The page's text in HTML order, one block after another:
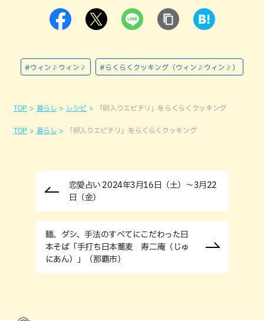
#ウィン♪ウィン♪ #らくらくクッキング（ウィン♪ウィン♪）
TOP 暮らし レシピ 「卵入りエビチリ」をらくらくクッキング
TOP 暮らし 「卵入りエビチリ」をらくらくクッキング
恋愛占い 2024年3月16日（土）～3月22
日（金）
麺、ダシ、手法のすべてにこだわった日
本そば「手打ち日本蕎麦 寿二庵（じゅ
にあん）」（那覇市）